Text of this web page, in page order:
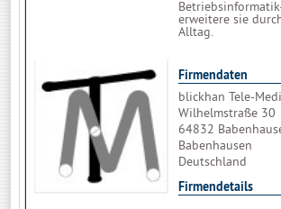
erweitere sie
Alltag.
Firmendaten
blickhan Tele-
Wilhelmstraße 30
64832
Babenhausen
Deutschland
Firmendetails